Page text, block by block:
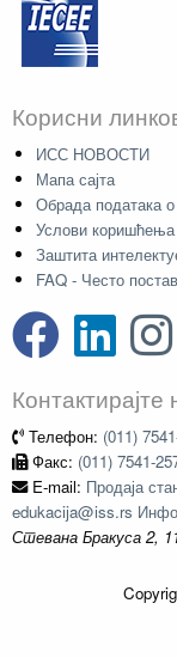
Корисни
ИСС НОВОСТИ
Мапа сајта
Обрада података
Услови коришћења
Заштита
FAQ - Често
Контактирајте
Телефон: (011)
Факс: (011) 7541-
E-mail: Продаја
edukacija@iss.rs
Стевана Бракуса 2,